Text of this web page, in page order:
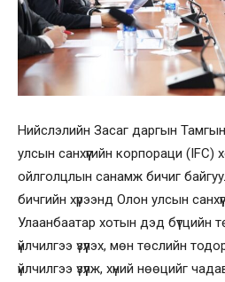
Нийслэлийн Засаг даргын
улсын санхүүгийн корпораци
ойлголцлын санамж бичиг
бичгийн хүрээнд Олон улсын
Улаанбаатар хотын дэд бүтцийн
үйлчилгээ үзүүлэх, мөн төслийн
үйлчилгээ үзүүлж, хүний нөөцийг